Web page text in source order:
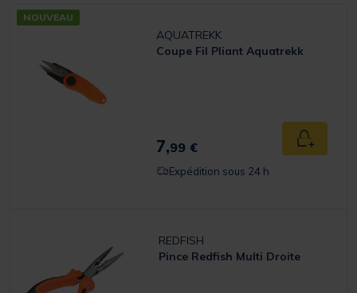
NOUVEAU
AQUATREKK
Coupe Fil Pliant Aquatrekk
7,99 € Ajouter
Expédition sous 24 h
REDFISH
Pince Redfish Multi Droite